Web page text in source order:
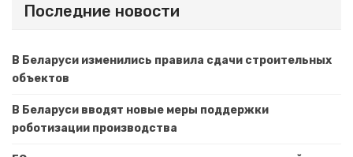
Последние новости
В Беларуси изменились правила сдачи строительных
объектов
В Беларуси вводят новые меры поддержки
роботизации производства